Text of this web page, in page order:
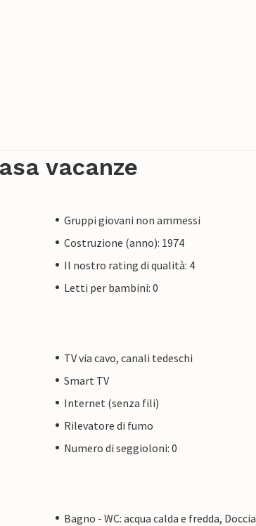
vacanze
Gruppi giovani non ammessi
Costruzione (anno): 1974
Il nostro rating di qualità: 4
Letti per bambini: 0
TV via cavo, canali tedeschi
Smart TV
Internet (senza fili)
Rilevatore di fumo
Numero di seggioloni: 0
Bagno - WC: acqua calda e fredda, Doccia